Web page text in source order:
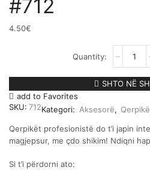
#712
4.50€
Lashes
#712
sasia
SHTO NË
add to Favorites
SKU: 712Kategori: Aksesorë,
Qerpikët profesionistë do t’i japin
magjepsur, me çdo shikim! Ndiqni
Si t’i përdorni ato: